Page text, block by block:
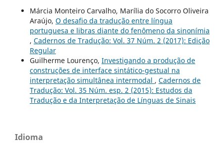
Márcia Monteiro Carvalho, Marília do Socorro Oliveira
Araújo, O desafio da tradução entre língua
portuguesa e libras diante do fenômeno da sinonímia
, Cadernos de Tradução: Vol. 37 Núm. 2 (2017): Edição
Regular
Guilherme Lourenço, Investigando a produção de
construções de interface sintático-gestual na
interpretação simultânea intermodal , Cadernos de
Tradução: Vol. 35 Núm. esp. 2 (2015): Estudos da
Tradução e da Interpretação de Línguas de Sinais
Idioma